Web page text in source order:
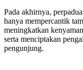
Pada akhirnya,
hanya mempercantik
meningkatkan
serta menciptakan
pengunjung.